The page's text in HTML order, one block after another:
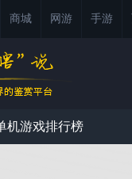
商城 网游 手游
机游戏排行榜